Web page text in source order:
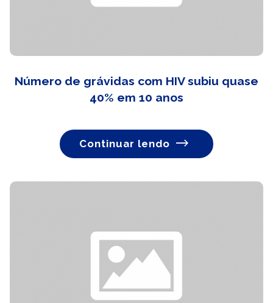
Número de grávidas com HIV subiu quase
40% em 10 anos
Continuar lendo